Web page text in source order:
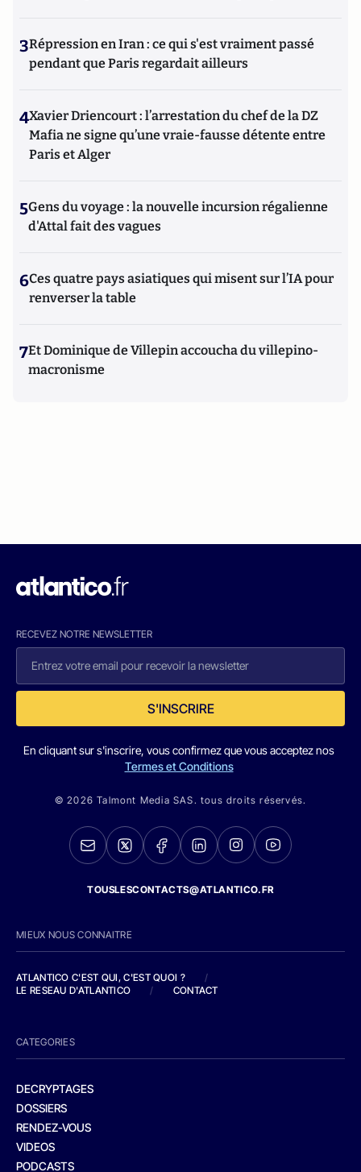
3Répression en Iran : ce qui s'est vraiment passé
pendant que Paris regardait ailleurs
4Xavier Driencourt : l’arrestation du chef de la DZ
Mafia ne signe qu’une vraie-fausse détente entre
Paris et Alger
5Gens du voyage : la nouvelle incursion régalienne
d'Attal fait des vagues
6Ces quatre pays asiatiques qui misent sur l’IA pour
renverser la table
7Et Dominique de Villepin accoucha du villepino-
macronisme
RECEVEZ NOTRE NEWSLETTER
S'INSCRIRE
En cliquant sur s'inscrire, vous confirmez que vous acceptez nos
Termes et Conditions
© 2026 Talmont Media SAS. tous droits réservés.
TOUSLESCONTACTS@ATLANTICO.FR
MIEUX NOUS CONNAITRE
ATLANTICO C'EST QUI, C'EST QUOI ?
/
LE RESEAU D'ATLANTICO
/ CONTACT
CATEGORIES
DECRYPTAGES
DOSSIERS
RENDEZ-VOUS
VIDEOS
PODCASTS